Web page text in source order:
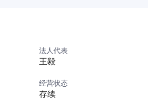
法人代表
王毅
经营状态
存续